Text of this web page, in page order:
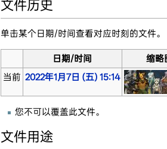
文件历史
单击某个日期/时间查看对应时刻的文件。
日期/时间
缩略
当前 2022年1月7日 (五) 15:14
您不可以覆盖此文件。
文件用途